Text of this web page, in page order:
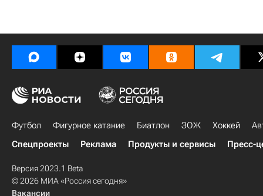
Футбол Фигурное катание Биатлон ЗОЖ Хоккей
Спецпроекты
Реклама Продукты и сервисы Пресс-
Версия 2023.1 Beta
© 2026 МИА «Россия сегодня»
Вакансии